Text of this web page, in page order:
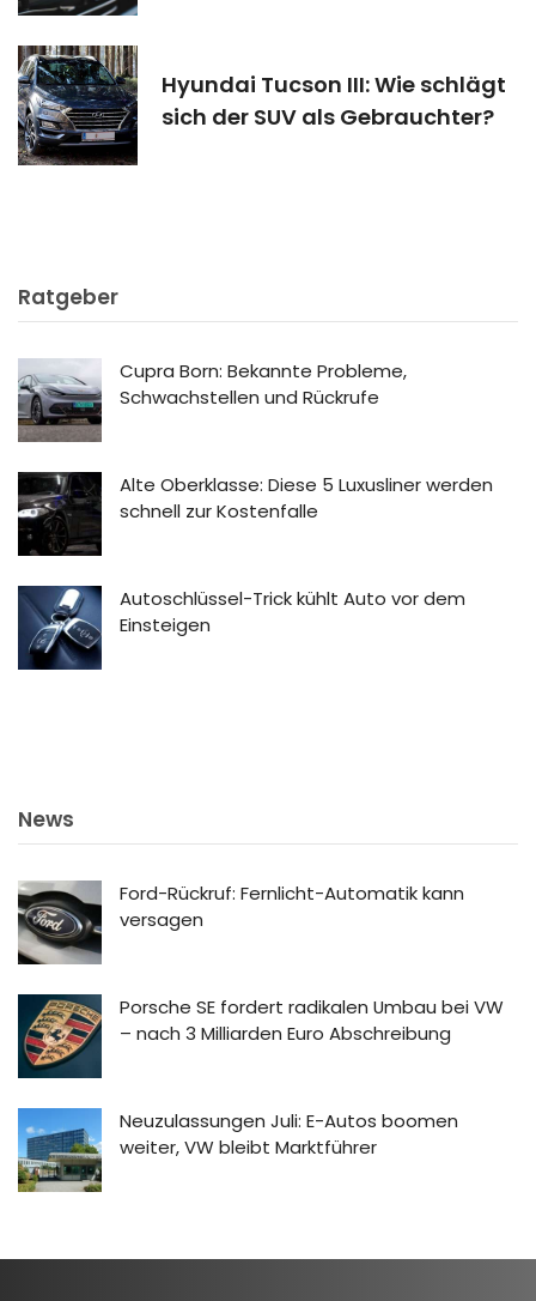
Hyundai Tucson III: Wie schlägt
sich der SUV als Gebrauchter?
Ratgeber
Cupra Born: Bekannte Probleme,
Schwachstellen und Rückrufe
Alte Oberklasse: Diese 5 Luxusliner werden
schnell zur Kostenfalle
Autoschlüssel-Trick kühlt Auto vor dem
Einsteigen
News
Ford-Rückruf: Fernlicht-Automatik kann
versagen
Porsche SE fordert radikalen Umbau bei VW
– nach 3 Milliarden Euro Abschreibung
Neuzulassungen Juli: E-Autos boomen
weiter, VW bleibt Marktführer